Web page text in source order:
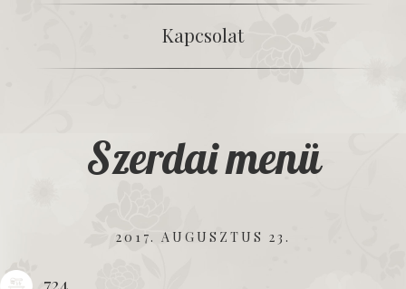
Kapcsolat
Szerdai menü
2017. AUGUSZTUS 23.
724